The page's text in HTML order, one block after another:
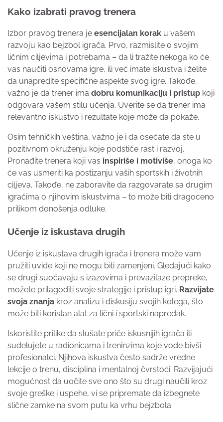
Kako izabrati pravog trenera
Izbor pravog trenera je esencijalan korak u vašem
razvoju kao bejzbol igrača. Prvo, razmislite o svojim
ličnim ciljevima i potrebama – da li tražite nekoga ko će
vas naučiti osnovama igre, ili već imate iskustva i želite
da unapredite specifične aspekte svog igre. Takođe,
važno je da trener ima dobru komunikaciju i pristup koji
odgovara vašem stilu učenja. Uverite se da trener ima
relevantno iskustvo i rezultate koje može da pokaže.
Osim tehničkih veština, važno je i da osećate da ste u
pozitivnom okruženju koje podstiče rast i razvoj.
Pronađite trenera koji vas inspiriše i motiviše, onoga ko
će vas usmeriti ka postizanju vaših sportskih i životnih
ciljeva. Takođe, ne zaboravite da razgovarate sa drugim
igračima o njihovim iskustvima – to može biti dragoceno
prilikom donošenja odluke.
Učenje iz iskustava drugih
Učenje iz iskustava drugih igrača i trenera može vam
pružiti uvide koji ne mogu biti zamenjeni. Gledajući kako
se drugi suočavaju s izazovima i prevazilaze prepreke,
možete prilagoditi svoje strategije i pristup igri. Razvijate
svoja znanja kroz analizu i diskusiju svojih kolega, što
može biti koristan alat za lični i sportski napredak.
Iskoristite prilike da slušate priče iskusnijih igrača ili
sudelujete u radionicama i treninzima koje vode bivši
profesionalci. Njihova iskustva često sadrže vredne
lekcije o trenu, disciplina i mentalnoj čvrstoći. Razvijajući
mogućnost da uočite sve ono što su drugi naučili kroz
svoje greške i uspehe, vi se pripremate da izbegnete
slične zamke na svom putu ka vrhu bejzbola.